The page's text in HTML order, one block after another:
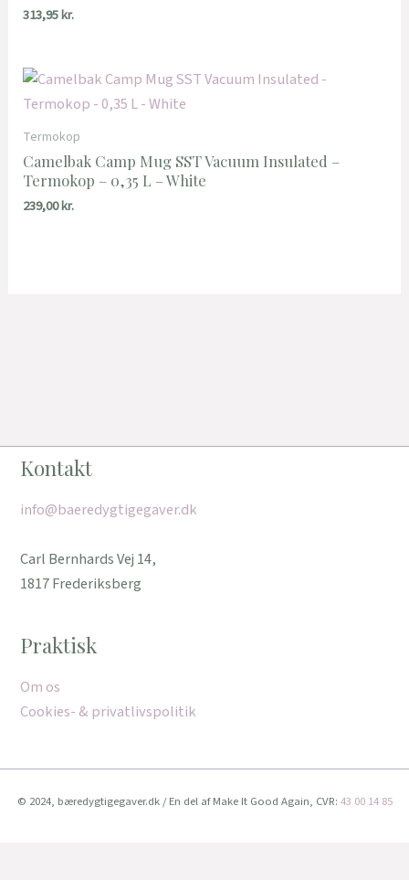
313,95kr.
Termokop
Camelbak Camp Mug SST Vacuum Insulated –
Termokop – 0,35 L – White
239,00kr.
Kontakt
info@baeredygtigegaver.dk
Carl Bernhards Vej 14,
1817 Frederiksberg
Praktisk
Om os
Cookies- & privatlivspolitik
© 2024, bæredygtigegaver.dk / En del af Make It Good Again, CVR: 43 00 14 85